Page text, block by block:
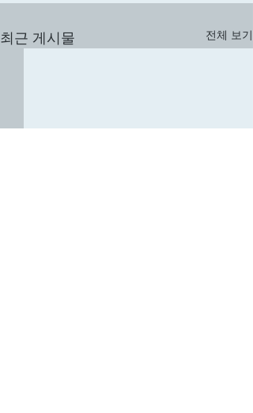
최근 게시물 전체 보기